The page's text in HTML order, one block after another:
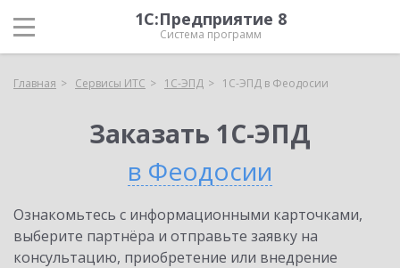
1С:Предприятие 8
Система программ
Главная Сервисы ИТС 1С-ЭПД 1С-ЭПД в Феодосии
Заказать 1С-ЭПД
в Феодосии
Ознакомьтесь с информационными карточками,
выберите партнёра и отправьте заявку на
консультацию, приобретение или внедрение